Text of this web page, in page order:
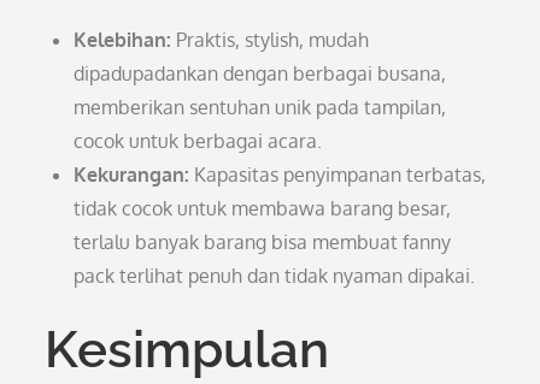
Kelebihan: Praktis, stylish, mudah
dipadupadankan dengan berbagai busana,
memberikan sentuhan unik pada tampilan,
cocok untuk berbagai acara.
Kekurangan: Kapasitas penyimpanan terbatas,
tidak cocok untuk membawa barang besar,
terlalu banyak barang bisa membuat fanny
pack terlihat penuh dan tidak nyaman dipakai.
Kesimpulan